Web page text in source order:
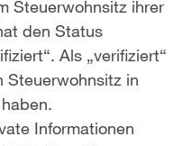
Steuerwohnsitz ihrer
den Status
Als „verifiziert“
Steuerwohnsitz in
Informationen